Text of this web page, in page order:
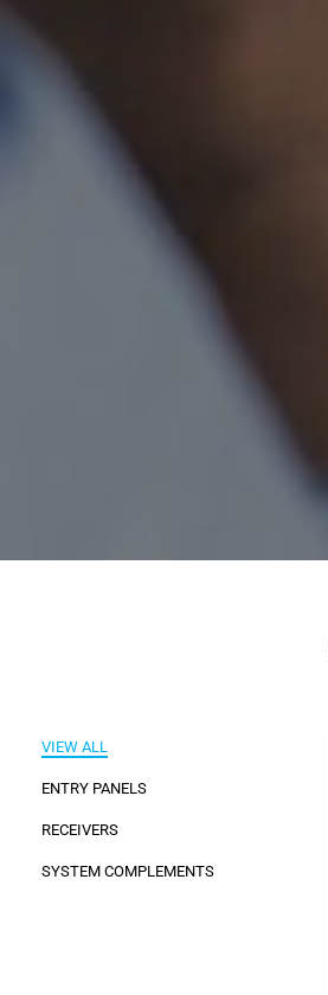
VIEW ALL
ENTRY PANELS
RECEIVERS
SYSTEM COMPLEMENTS